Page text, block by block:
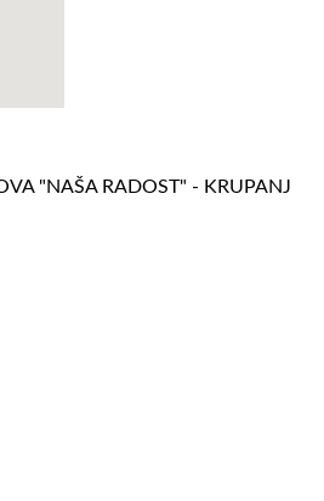
"NAŠA RADOST" - KRUPANJ